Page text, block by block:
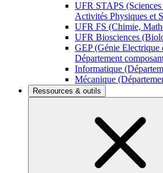
UFR STAPS (Sciences
Activités Physiques et
UFR FS (Chimie,
UFR Biosciences
GEP (Génie Electrique
Département
Informatique
Mécanique
Ressources & outils